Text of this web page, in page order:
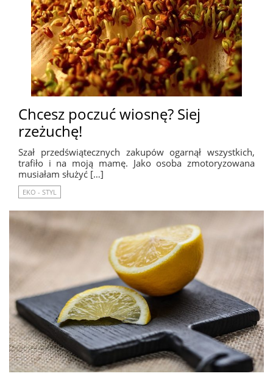
Chcesz poczuć wiosnę? Siej
rzeżuchę!
Szał przedświątecznych zakupów ogarnął wszystkich,
trafiło i na moją mamę. Jako osoba zmotoryzowana
musiałam służyć […]
EKO - STYL